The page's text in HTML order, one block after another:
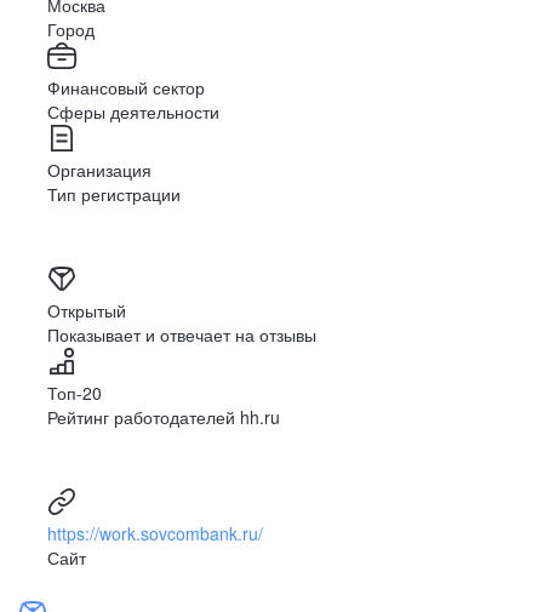
Москва
Город
Финансовый сектор
Сферы деятельности
Организация
Тип регистрации
Открытый
Показывает и отвечает на отзывы
Топ-20
Рейтинг работодателей hh.ru
https://work.sovcombank.ru/
Сайт